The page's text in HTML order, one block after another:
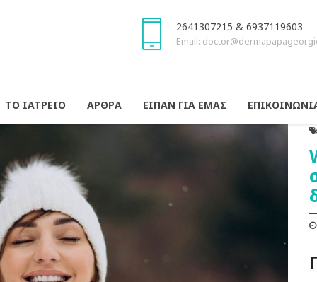
2641307215 & 6937119603
Email:
ΤΟ ΙΑΤΡΕΙΟ ΑΡΘΡΑ ΕΙΠΑΝ ΓΙΑ ΕΜΑΣ